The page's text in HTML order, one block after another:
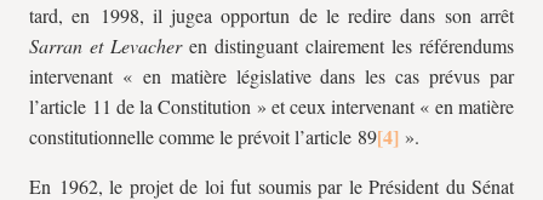
tard, en 1998, il jugea opportun de le redire dans son arrêt
Sarran et Levacheren distinguant clairement les référendums
intervenant « en matière législative dans les cas prévus par
l’article 11 de la Constitution » et ceux intervenant « en matière
constitutionnelle comme le prévoit l’article 89
».
En 1962, le projet de loi fut soumis par le Président du Sénat